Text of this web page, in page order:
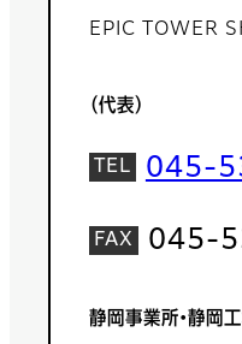
EPIC TOWER
（代表）
045-
045-
静岡事業所・静岡